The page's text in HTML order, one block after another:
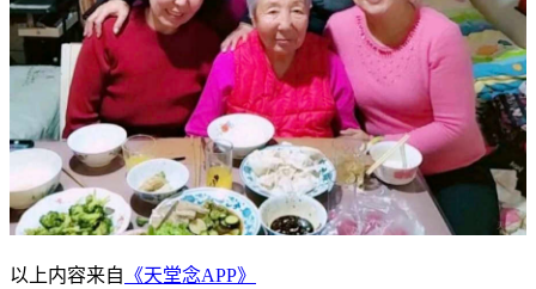
以上内容来自 《天堂念APP》